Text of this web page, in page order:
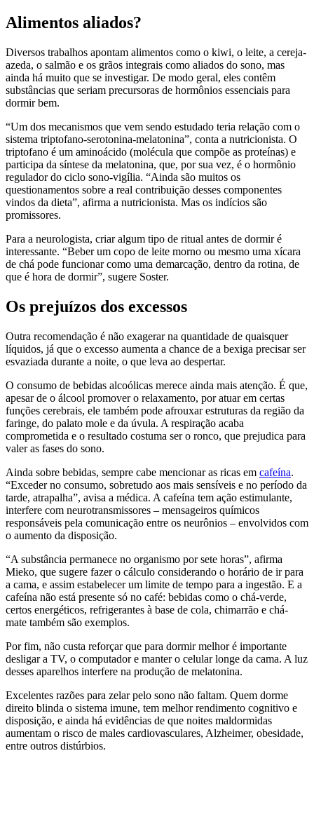
Alimentos aliados?
Diversos trabalhos apontam alimentos como o kiwi, o leite, a cereja-
azeda, o salmão e os grãos integrais como aliados do sono, mas
ainda há muito que se investigar. De modo geral, eles contêm
substâncias que seriam precursoras de hormônios essenciais para
dormir bem.
“Um dos mecanismos que vem sendo estudado teria relação com o
sistema triptofano-serotonina-melatonina”, conta a nutricionista. O
triptofano é um aminoácido (molécula que compõe as proteínas) e
participa da síntese da melatonina, que, por sua vez, é o hormônio
regulador do ciclo sono-vigília. “Ainda são muitos os
questionamentos sobre a real contribuição desses componentes
vindos da dieta”, afirma a nutricionista. Mas os indícios são
promissores.
Para a neurologista, criar algum tipo de ritual antes de dormir é
interessante. “Beber um copo de leite morno ou mesmo uma xícara
de chá pode funcionar como uma demarcação, dentro da rotina, de
que é hora de dormir”, sugere Soster.
Os prejuízos dos excessos
Outra recomendação é não exagerar na quantidade de quaisquer
líquidos, já que o excesso aumenta a chance de a bexiga precisar ser
esvaziada durante a noite, o que leva ao despertar.
O consumo de bebidas alcoólicas merece ainda mais atenção. É que,
apesar de o álcool promover o relaxamento, por atuar em certas
funções cerebrais, ele também pode afrouxar estruturas da região da
faringe, do palato mole e da úvula. A respiração acaba
comprometida e o resultado costuma ser o ronco, que prejudica para
valer as fases do sono.
Ainda sobre bebidas, sempre cabe mencionar as ricas em cafeína.
“Exceder no consumo, sobretudo aos mais sensíveis e no período da
tarde, atrapalha”, avisa a médica. A cafeína tem ação estimulante,
interfere com neurotransmissores – mensageiros químicos
responsáveis pela comunicação entre os neurônios – envolvidos com
o aumento da disposição.
“A substância permanece no organismo por sete horas”, afirma
Mieko, que sugere fazer o cálculo considerando o horário de ir para
a cama, e assim estabelecer um limite de tempo para a ingestão. E a
cafeína não está presente só no café: bebidas como o chá-verde,
certos energéticos, refrigerantes à base de cola, chimarrão e chá-
mate também são exemplos.
Por fim, não custa reforçar que para dormir melhor é importante
desligar a TV, o computador e manter o celular longe da cama. A luz
desses aparelhos interfere na produção de melatonina.
Excelentes razões para zelar pelo sono não faltam. Quem dorme
direito blinda o sistema imune, tem melhor rendimento cognitivo e
disposição, e ainda há evidências de que noites maldormidas
aumentam o risco de males cardiovasculares, Alzheimer, obesidade,
entre outros distúrbios.